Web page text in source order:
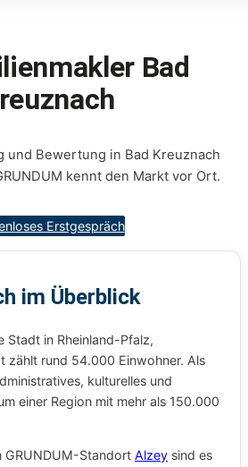
Bad
und Bewertung in Bad Kreuznach
kennt den Markt vor Ort.
Erstgespräch
im Überblick
Stadt in Rheinland-Pfalz,
zählt rund 54.000 Einwohner. Als
kulturelles und
einer Region mit mehr als 150.000
GRUNDUM-Standort Alzey sind es